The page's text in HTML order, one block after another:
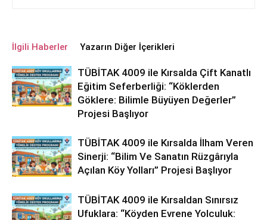
İlgili Haberler Yazarın Diğer İçerikleri
TÜBİTAK 4009 ile Kırsalda Çift Kanatlı
Eğitim Seferberliği: “Köklerden
Göklere: Bilimle Büyüyen Değerler”
Projesi Başlıyor
TÜBİTAK 4009 ile Kırsalda İlham Veren
Sinerji: “Bilim Ve Sanatın Rüzgârıyla
Açılan Köy Yolları” Projesi Başlıyor
TÜBİTAK 4009 ile Kırsaldan Sınırsız
Ufuklara: “Köyden Evrene Yolculuk: